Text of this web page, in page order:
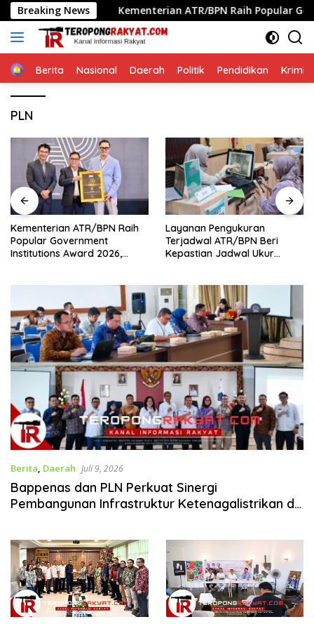
Langsung
ke
konten
Breaking NewsKementerian ATR/BPN Raih Popular
HomeBerita Nasional Daerah Politik Pendidikan
PLN
Kementerian ATR/BPN Raih
Popular Government
Institutions Award 2026,
Layanan Pengukuran
Terjadwal ATR/BPN Beri
Kepastian Jadwal Ukur
Berita, Daerah Juli 9, 2026
Bappenas dan PLN Perkuat Sinergi
Pembangunan Infrastruktur Ketenagalistrikan di